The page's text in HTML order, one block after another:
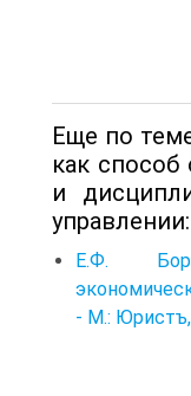
Еще по
как способ
и
управлении:
Е.Ф.
- М.: Юристъ,